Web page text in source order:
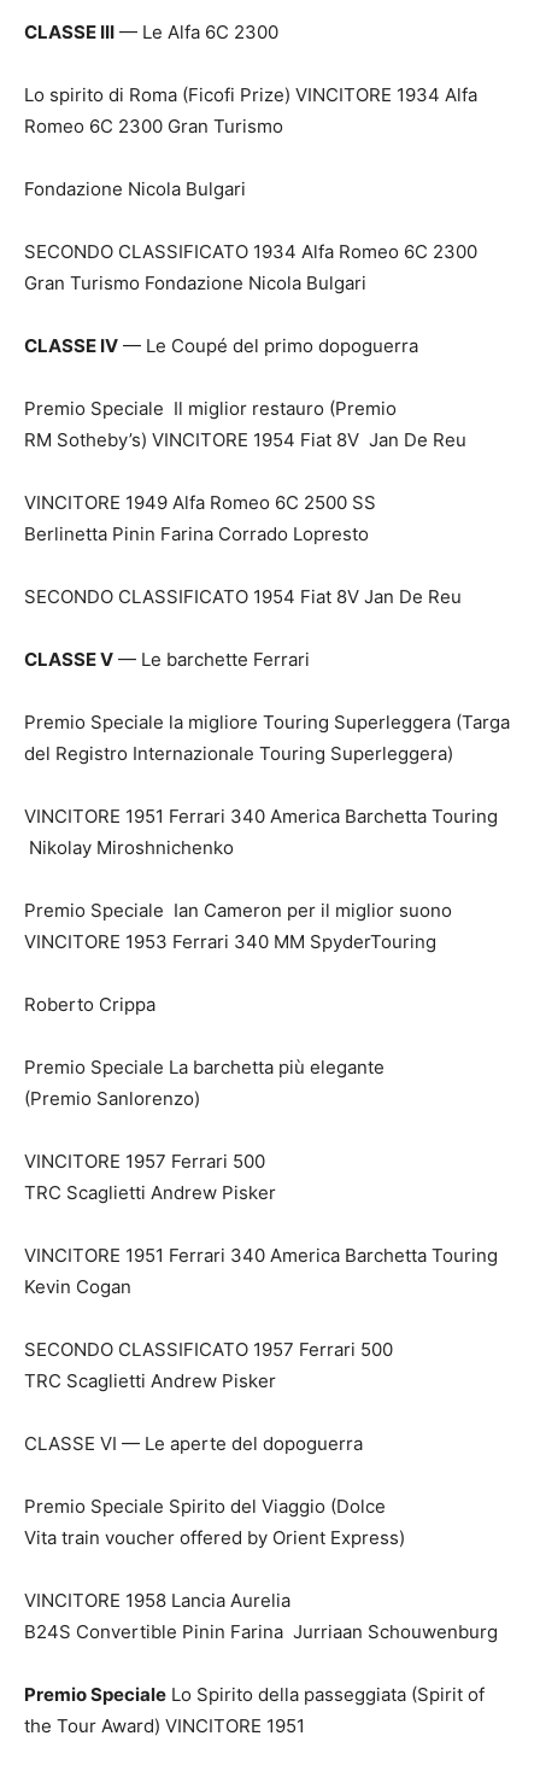
CLASSE III — Le Alfa 6C 2300
Lo spirito di Roma (Ficofi Prize) VINCITORE 1934 Alfa
Romeo 6C 2300 Gran Turismo
Fondazione Nicola Bulgari
SECONDO CLASSIFICATO 1934 Alfa Romeo 6C 2300
Gran Turismo Fondazione Nicola Bulgari
CLASSE IV — Le Coupé del primo dopoguerra
Premio Speciale Il miglior restauro (Premio
RM Sotheby’s) VINCITORE 1954 Fiat 8V Jan De Reu
VINCITORE 1949 Alfa Romeo 6C 2500 SS
Berlinetta Pinin Farina Corrado Lopresto
SECONDO CLASSIFICATO 1954 Fiat 8V Jan De Reu
CLASSE V — Le barchette Ferrari
Premio Speciale la migliore Touring Superleggera (Targa
del Registro Internazionale Touring Superleggera)
VINCITORE 1951 Ferrari 340 America Barchetta Touring
Nikolay Miroshnichenko
Premio Speciale Ian Cameron per il miglior suono
VINCITORE 1953 Ferrari 340 MM SpyderTouring
Roberto Crippa
Premio Speciale La barchetta più elegante
(Premio Sanlorenzo)
VINCITORE 1957 Ferrari 500
TRC Scaglietti Andrew Pisker
VINCITORE 1951 Ferrari 340 America Barchetta Touring
Kevin Cogan
SECONDO CLASSIFICATO 1957 Ferrari 500
TRC Scaglietti Andrew Pisker
CLASSE VI — Le aperte del dopoguerra
Premio Speciale Spirito del Viaggio (Dolce
Vita train voucher offered by Orient Express)
VINCITORE 1958 Lancia Aurelia
B24S Convertible Pinin Farina Jurriaan Schouwenburg
Premio Speciale Lo Spirito della passeggiata (Spirit of
the Tour Award) VINCITORE 1951